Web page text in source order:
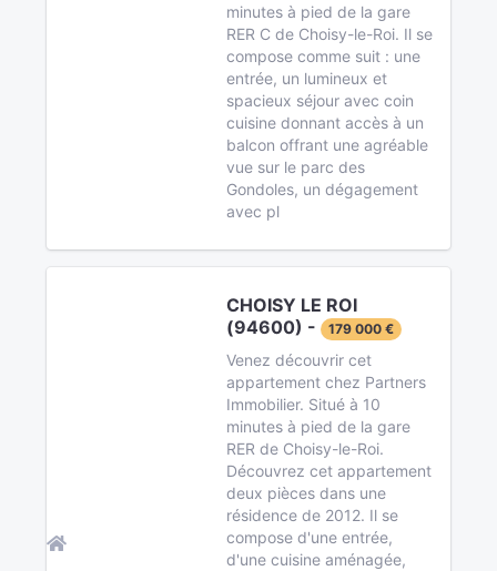
minutes à pied de la gare
RER C de Choisy-le-Roi. Il se
compose comme suit : une
entrée, un lumineux et
spacieux séjour avec coin
cuisine donnant accès à un
balcon offrant une agréable
vue sur le parc des
Gondoles, un dégagement
avec pl
CHOISY LE ROI
(94600) -
179 000 €
Venez découvrir cet
appartement chez Partners
Immobilier. Situé à 10
minutes à pied de la gare
RER de Choisy-le-Roi.
Découvrez cet appartement
deux pièces dans une
résidence de 2012. Il se
compose d'une entrée,
d'une cuisine aménagée,